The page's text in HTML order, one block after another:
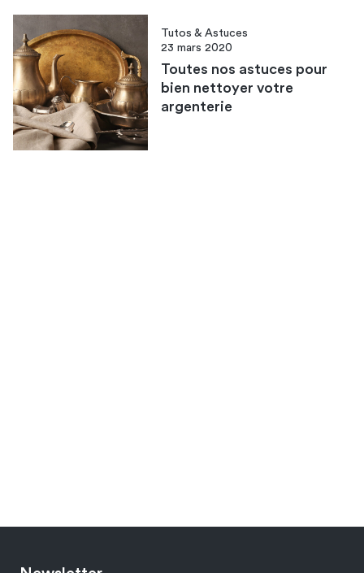
Tutos & Astuces
23 mars 2020
Toutes nos astuces pour
bien nettoyer votre
argenterie